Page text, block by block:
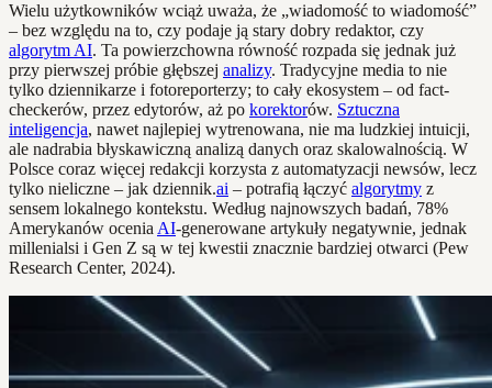
Wielu użytkowników wciąż uważa, że „wiadomość to wiadomość”
– bez względu na to, czy podaje ją stary dobry redaktor, czy
algorytm AI. Ta powierzchowna równość rozpada się jednak już
przy pierwszej próbie głębszej analizy. Tradycyjne media to nie
tylko dziennikarze i fotoreporterzy; to cały ekosystem – od fact-
checkerów, przez edytorów, aż po korektorów. Sztuczna
inteligencja, nawet najlepiej wytrenowana, nie ma ludzkiej intuicji,
ale nadrabia błyskawiczną analizą danych oraz skalowalnością. W
Polsce coraz więcej redakcji korzysta z automatyzacji newsów, lecz
tylko nieliczne – jak dziennik.ai – potrafią łączyć algorytmy z
sensem lokalnego kontekstu. Według najnowszych badań, 78%
Amerykanów ocenia AI-generowane artykuły negatywnie, jednak
millenialsi i Gen Z są w tej kwestii znacznie bardziej otwarci (Pew
Research Center, 2024).